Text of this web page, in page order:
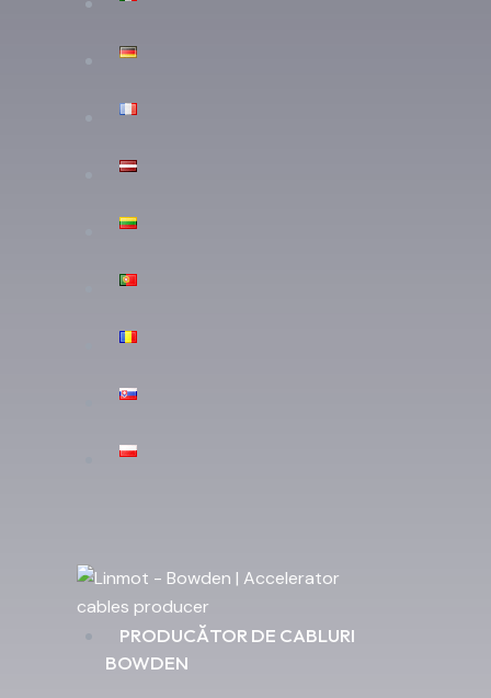
PRODUCĂTOR DE CABLURI
BOWDEN